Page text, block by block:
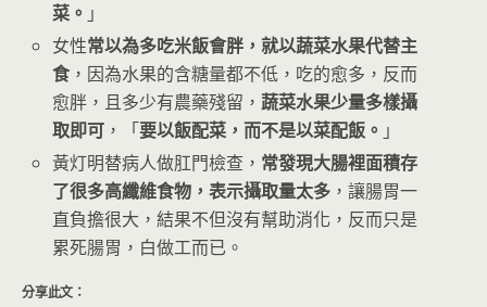
菜。 」
女性常以為多吃米飯會胖，就以蔬菜水果代替主
食，因為水果的含糖量都不低，吃的愈多，反而
愈胖，且多少有農藥殘留，蔬菜水果少量多樣攝
取即可 ，「要以飯配菜，而不是以菜配飯。 」
黃灯明替病人做肛門檢查， 常發現大腸裡面積存
了很多高纖維食物，表示攝取量太多 ，讓腸胃一
直負擔很大，結果不但沒有幫助消化，反而只是
累死腸胃，白做工而已。
分享此文：